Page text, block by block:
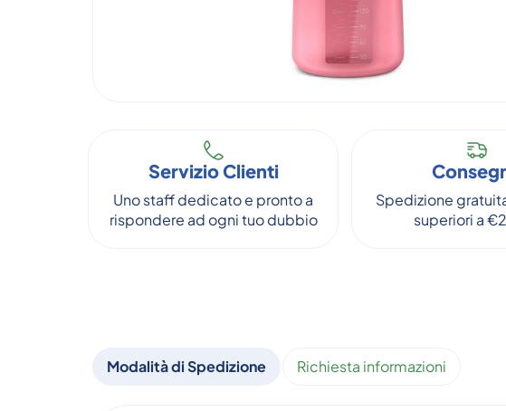
Servizio Clienti
Uno staff dedicato e pronto a
rispondere ad ogni tuo dubbio
Spedizione
superiori a
Modalità di Spedizione Richiesta informazioni